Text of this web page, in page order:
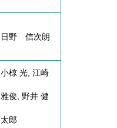
日野 信次朗
小椋 光, 江崎
雅俊, 野井 健
太郎